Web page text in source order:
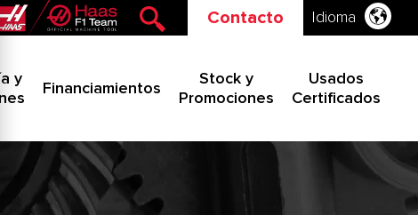
Contacto Idioma
y
Financiamientos
Stock y
Promociones
Usados
Certificados